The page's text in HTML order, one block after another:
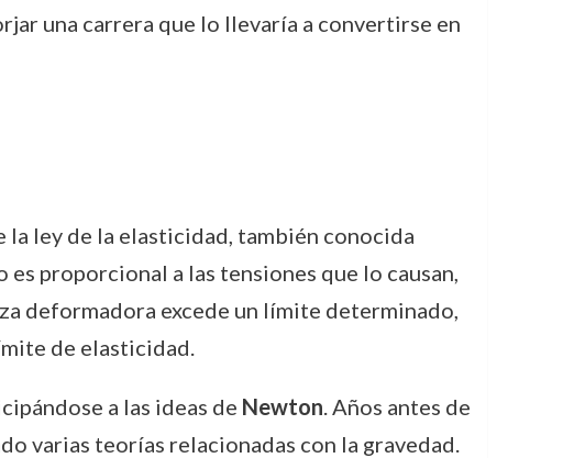
una carrera que lo llevaría a convertirse en
ley de la elasticidad, también conocida
proporcional a las tensiones que lo causan,
deformadora excede un límite determinado,
de elasticidad.
a las ideas de Newton. Años antes de
varias teorías relacionadas con la gravedad.